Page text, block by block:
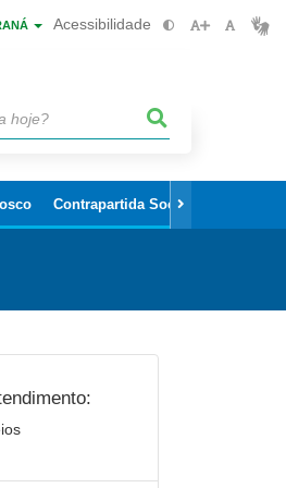
Acessibilidade
Contrapartida Social/Patrocínio